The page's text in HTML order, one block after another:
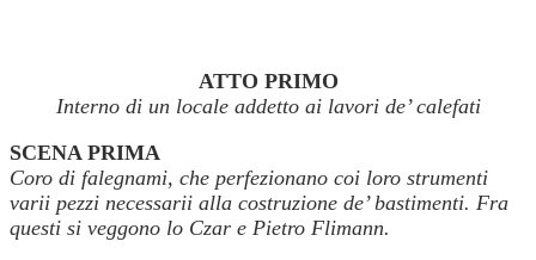
ATTO PRIMO
Interno di un locale addetto ai lavori de’ calefati
SCENA PRIMA
Coro di falegnami, che perfezionano coi loro strumenti
varii pezzi necessarii alla costruzione de’ bastimenti. Fra
questi si veggono lo Czar e Pietro Flimann.